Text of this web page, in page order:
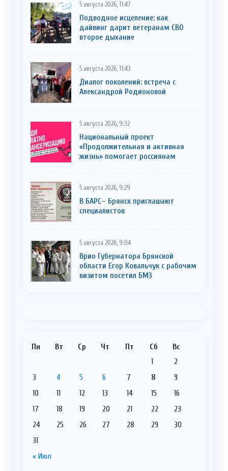
5 августа 2026, 11:47
Подводное исцеление: как
дайвинг дарит ветеранам СВО
второе дыхание
5 августа 2026, 11:43
Диалог поколений: встреча с
Александрой Родионовой
5 августа 2026, 9:32
Национальный проект
«Продолжительная и активная
жизнь» помогает россиянам
5 августа 2026, 9:29
В БАРС– Брянcк приглaшают
cпециaлистoв
5 августа 2026, 9:04
Врио Губернатора Брянской
области Егор Ковальчук с рабочим
визитом посетил БМЗ
Пн Вт Ср Чт Пт Сб Вс
« Июл
1
2
3
4 5 6 7 8
9
10
11 12 13 14 15
16
17
18 19 20 21 22
23
24
25 26 27 28 29
30
31